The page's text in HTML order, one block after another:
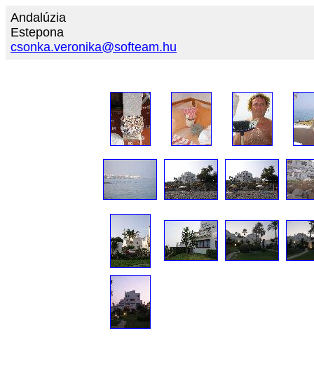
Andalúzia
Estepona
csonka.veronika@softeam.hu